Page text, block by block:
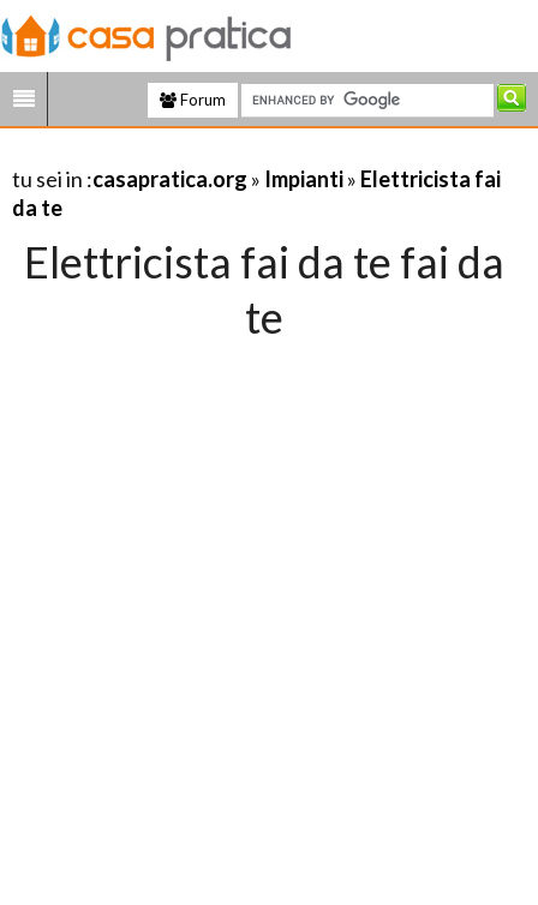
Forum
tu sei in :casapratica.org » Impianti» Elettricista fai
da te
Elettricista fai da te fai da
te